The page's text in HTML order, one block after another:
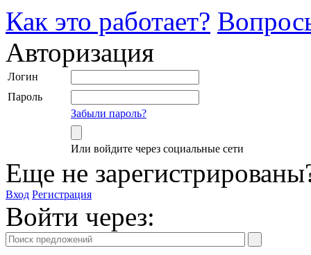
Как это работает?
Авторизация
Логин
Пароль
Забыли пароль?
Или войдите через социальные сети
Еще не
Вход Регистрация
Войти через: